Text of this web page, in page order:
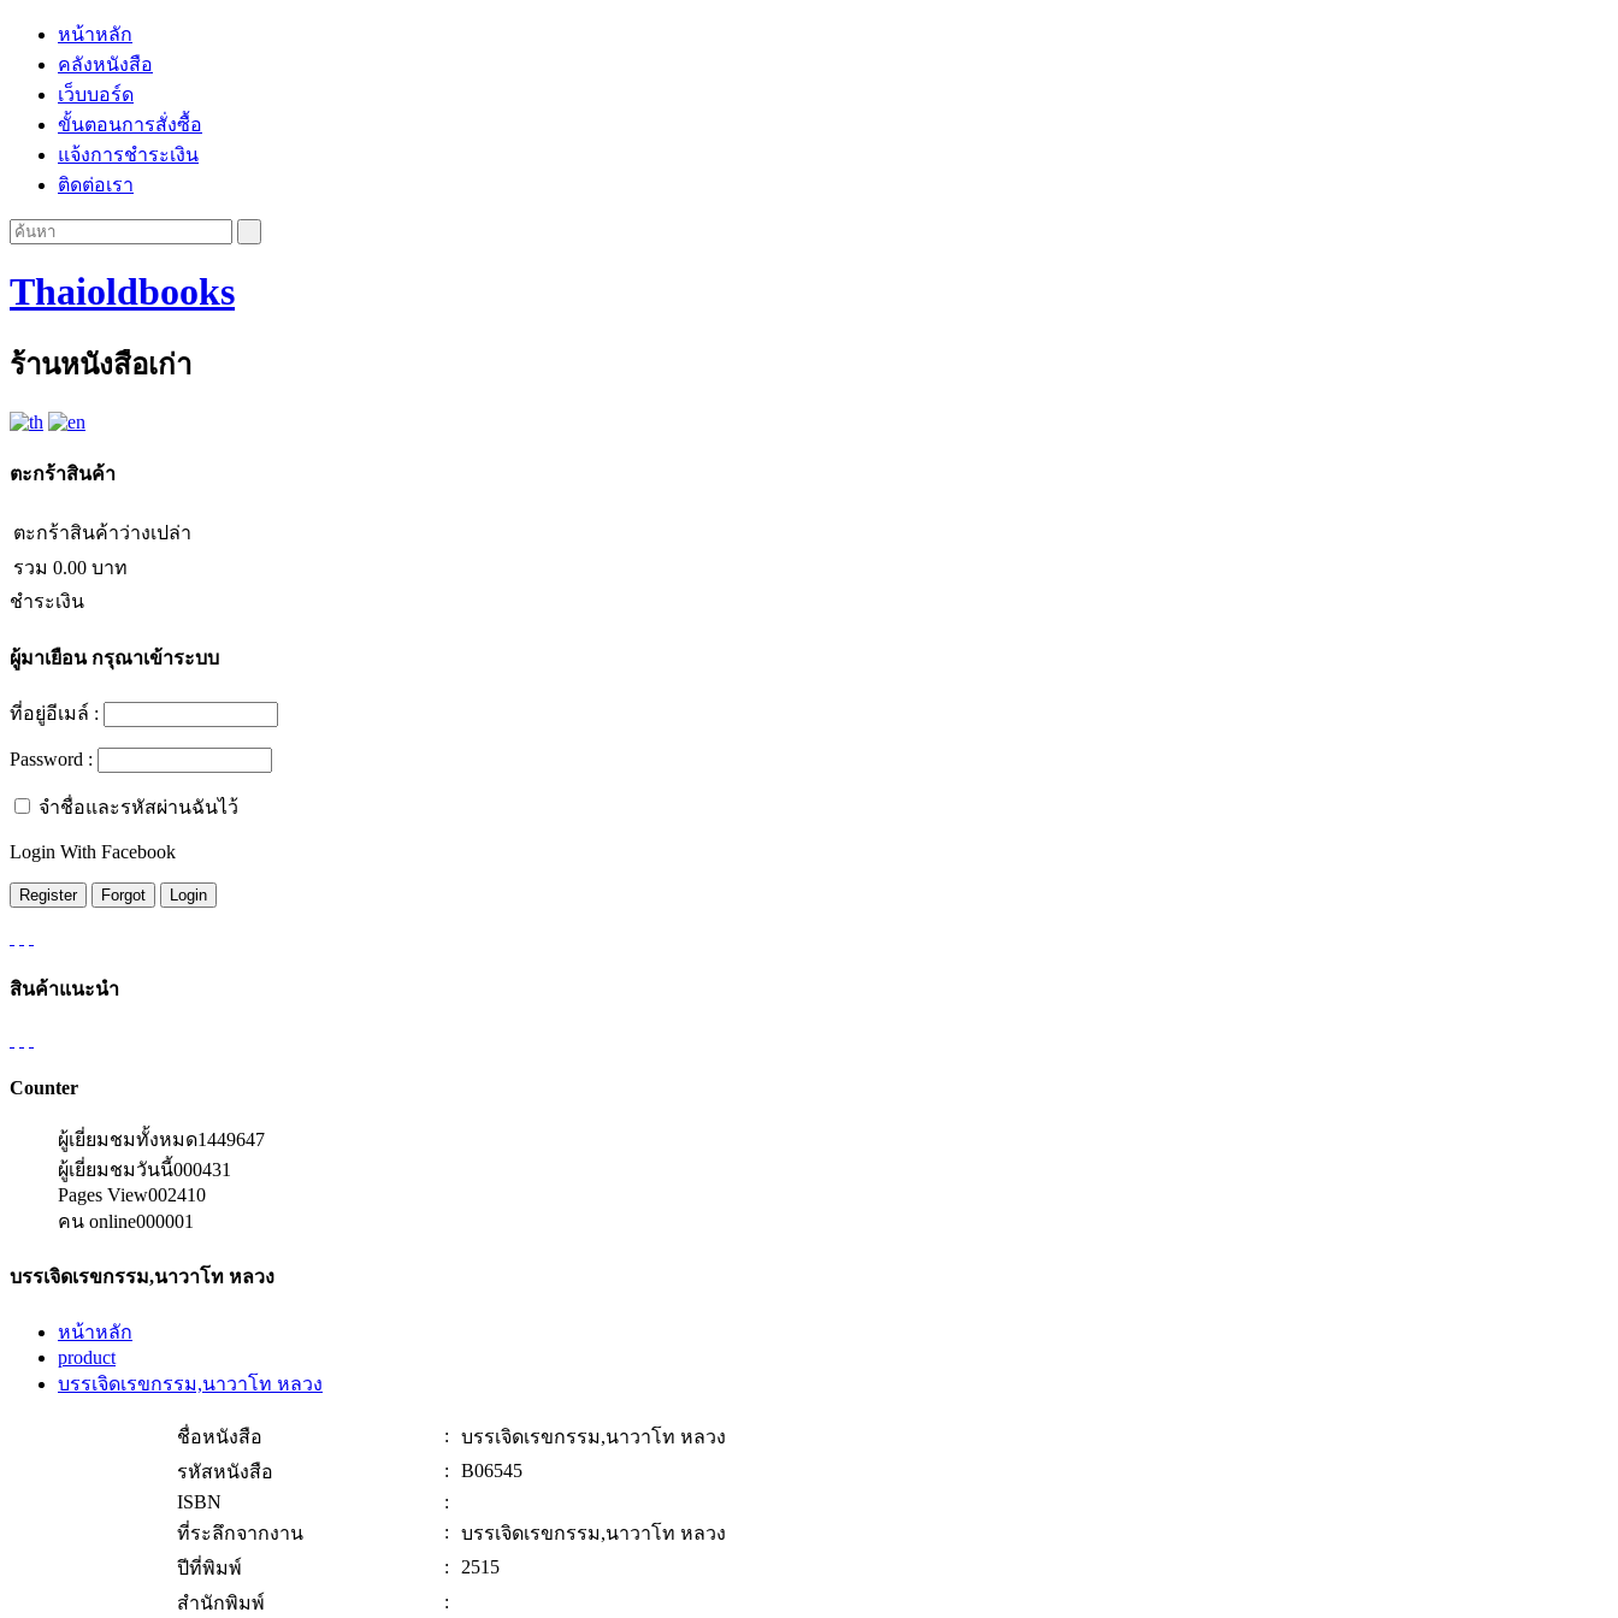
หน้าหลัก
คลังหนังสือ
เว็บบอร์ด
ขั้นตอนการสั่งซื้อ
แจ้งการชำระเงิน
ติดต่อเรา
Thaioldbooks
ร้านหนังสือเก่า
ตะกร้าสินค้า
ตะกร้าสินค้าว่างเปล่า
รวม 0.00 บาท
ชำระเงิน
ผู้มาเยือนกรุณาเข้าระบบ
ที่อยู่อีเมล์ :
Password :
จำชื่อและรหัสผ่านฉันไว้
Login With Facebook
สินค้าแนะนำ
Counter
ผู้เยี่ยมชมทั้งหมด1449647
ผู้เยี่ยมชมวันนี้000431
Pages View002410
คน online000001
บรรเจิดเรขกรรม,นาวาโท หลวง
หน้าหลัก
product
บรรเจิดเรขกรรม,นาวาโท หลวง
ชื่อหนังสือ :
บรรเจิดเรขกรรม,นาวาโท หลวง
รหัสหนังสือ
:
B06545
ISBN
:
ที่ระลึกจากงาน
:
บรรเจิดเรขกรรม,นาวาโท หลวง
ปีที่พิมพ์
:
2515
สำนักพิมพ์
: